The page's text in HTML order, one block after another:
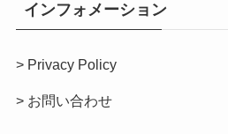
インフォメーション
> Privacy Policy
> お問い合わせ